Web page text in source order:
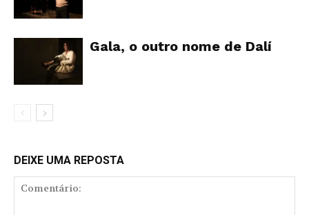
Gala, o outro nome de Dalí
DEIXE UMA REPOSTA